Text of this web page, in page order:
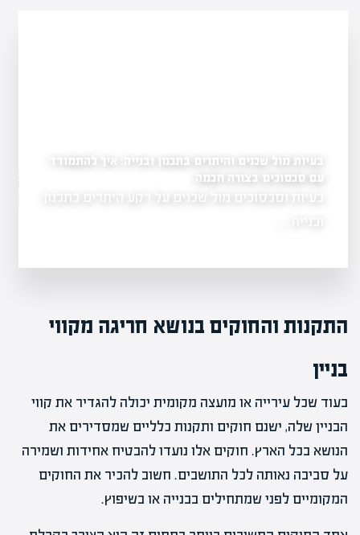
בעיות מול שכנים והיתרים בתכנון ובנייה: איך להתמודד
עם סכסוכים בצורה חכמה
בעיות וסכסוכים מול שכנים על רקע היתרים בתכנוןשינוי ייעוד
התקנות והחוקים בנושא חריגה מקווי
בניין
בעוד שכל עירייה או מועצה מקומית יכולה להגדיר את קווי
הבניין שלה, ישנם חוקים ותקנות כלליים שמסדירים את
הנושא בכל הארץ. חוקים אלו נועדו להבטיח אחידות ושמירה
על סביבה נאותה לכל התושבים. חשוב להכיר את החוקים
המקומיים לפני שמתחילים בבנייה או בשיפוץ.